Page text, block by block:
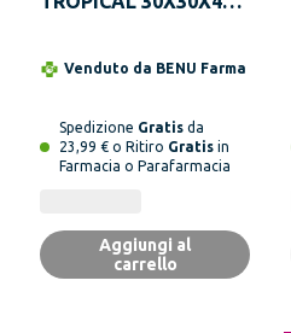
Venduto da BENU Farma
Spedizione Gratis da
23,99 € o Ritiro Gratis in
Farmacia o Parafarmacia
Aggiungi al
carrello